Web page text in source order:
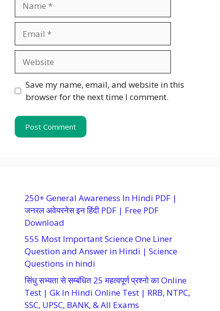
Save my name, email, and website in this
browser for the next time I comment.
250+ General Awareness In Hindi PDF |
जनरल अवेयरनेस इन हिंदी PDF | Free PDF
Download
555 Most Important Science One Liner
Question and Answer in Hindi | Science
Questions in hindi
सिंधु सभ्यता से सम्बंधित 25 महत्वपूर्ण प्रश्नो का Online
Test | Gk In Hindi Online Test | RRB, NTPC,
SSC, UPSC, BANK, & All Exams